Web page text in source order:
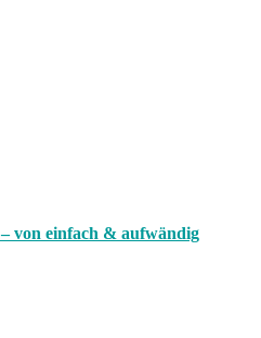
von einfach & aufwändig